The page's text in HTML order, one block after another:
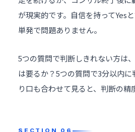
が現実的です。自信を持ってYes
単発で問題ありません。
5つの質問で判断しきれない方は、
は要るか？5つの質問で3分以内
り口も合わせて見ると、判断の精